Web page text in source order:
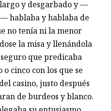
GONZALO PERNAS
y desgarbado y —
hablaba y hablaba de
no tenía ni la menor
la misa y llenándola
que predicaba